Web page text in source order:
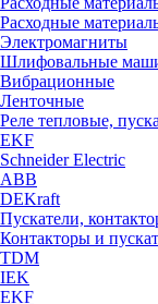
Расходные
Электромагниты
Шлифовальные
Вибрационные
Ленточные
Реле тепловые,
EKF
Schneider Electric
ABB
DEKraft
Пускатели,
Контакторы и
TDM
IEK
EKF